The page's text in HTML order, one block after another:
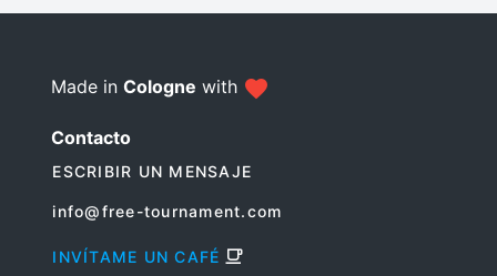
Made in Cologne with
Contacto
ESCRIBIR UN MENSAJE
info@free-tournament.com
INVÍTAME UN CAFÉ